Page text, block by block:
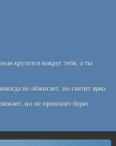
крутится вокруг тебя, а ты
не обжигает, но светит ярко.
но не приносит бурю.